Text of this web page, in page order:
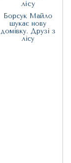
Борсук Майло
шукає нову
домівку. Друзі з
лісу